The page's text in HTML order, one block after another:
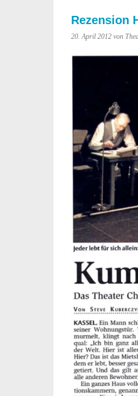
Rezension
20. April 2012 von